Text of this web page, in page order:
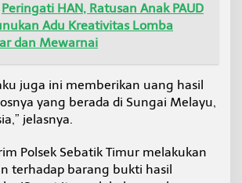
Peringati HAN, Ratusan Anak PAUD
Adu Kreativitas Lomba
dan Mewarnai
juga ini memberikan uang hasil
yang berada di Sungai Melayu,
jelasnya.
Polsek Sebatik Timur melakukan
terhadap barang bukti hasil